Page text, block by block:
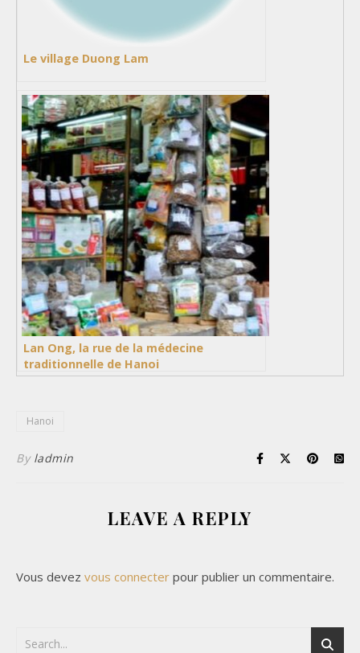
Le village Duong Lam
Lan Ong, la rue de la médecine
traditionnelle de Hanoi
Hanoi
By ladmin
LEAVE A REPLY
Vous devez vous connecter pour publier un commentaire.